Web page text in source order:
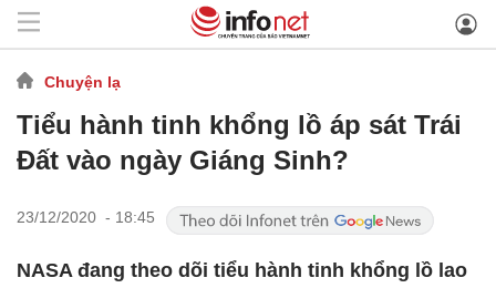
Chuyện lạ
Tiểu hành tinh khổng lồ áp sát Trái
Đất vào ngày Giáng Sinh?
23/12/2020 - 18:45
NASA đang theo dõi tiểu hành tinh khổng lồ lao